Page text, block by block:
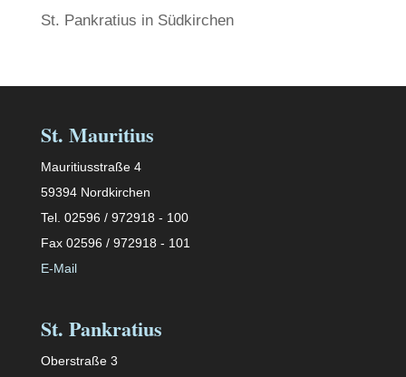
St. Pankratius in Südkirchen
St. Mauritius
Mauritiusstraße 4
59394 Nordkirchen
Tel. 02596 / 972918 - 100
Fax 02596 / 972918 - 101
E-Mail
St. Pankratius
Oberstraße 3